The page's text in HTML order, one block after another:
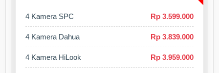
4 Kamera SPC Rp 3.599.000
4 Kamera Dahua Rp 3.839.000
4 Kamera HiLook Rp 3.959.000